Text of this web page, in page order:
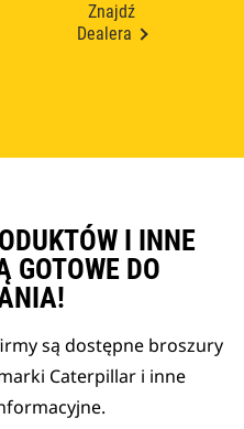
Znajdź
Dealera
I INNE
GOTOWE DO
są dostępne broszury
Caterpillar i inne